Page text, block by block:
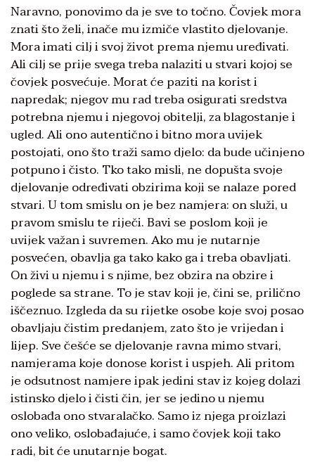
Naravno, ponovimo da je sve to točno. Čovjek mora
znati što želi, inače mu izmiče vlastito djelovanje.
Mora imati cilj i svoj život prema njemu uređivati.
Ali cilj se prije svega treba nalaziti u stvari kojoj se
čovjek posvećuje. Morat će paziti na korist i
napredak; njegov mu rad treba osigurati sredstva
potrebna njemu i njegovoj obitelji, za blagostanje i
ugled. Ali ono autentično i bitno mora uvijek
postojati, ono što traži samo djelo: da bude učinjeno
potpuno i čisto. Tko tako misli, ne dopušta svoje
djelovanje određivati obzirima koji se nalaze pored
stvari. U tom smislu on je bez namjera: on služi, u
pravom smislu te riječi. Bavi se poslom koji je
uvijek važan i suvremen. Ako mu je nutarnje
posvećen, obavlja ga tako kako ga i treba obavljati.
On živi u njemu i s njime, bez obzira na obzire i
poglede sa strane. To je stav koji je, čini se, prilično
iščeznuo. Izgleda da su rijetke osobe koje svoj posao
obavljaju čistim predanjem, zato što je vrijedan i
lijep. Sve češće se djelovanje ravna mimo stvari,
namjerama koje donose korist i uspjeh. Ali pritom
je odsutnost namjere ipak jedini stav iz kojeg dolazi
istinsko djelo i čisti čin, jer se jedino u njemu
oslobađa ono stvaralačko. Samo iz njega proizlazi
ono veliko, oslobađajuće, i samo čovjek koji tako
radi, bit će unutarnje bogat.